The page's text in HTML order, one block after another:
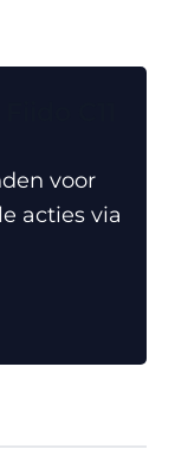
voor
acties via